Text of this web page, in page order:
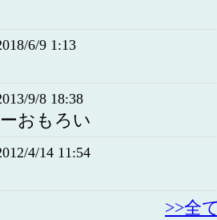
6/9 1:13
9/8 18:38
おもろい
4/14 11:54
>>全